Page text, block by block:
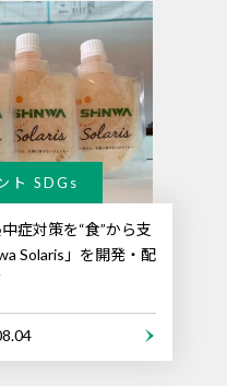
ト SDGs
症対策を“食”から支
Solaris」を開発・配